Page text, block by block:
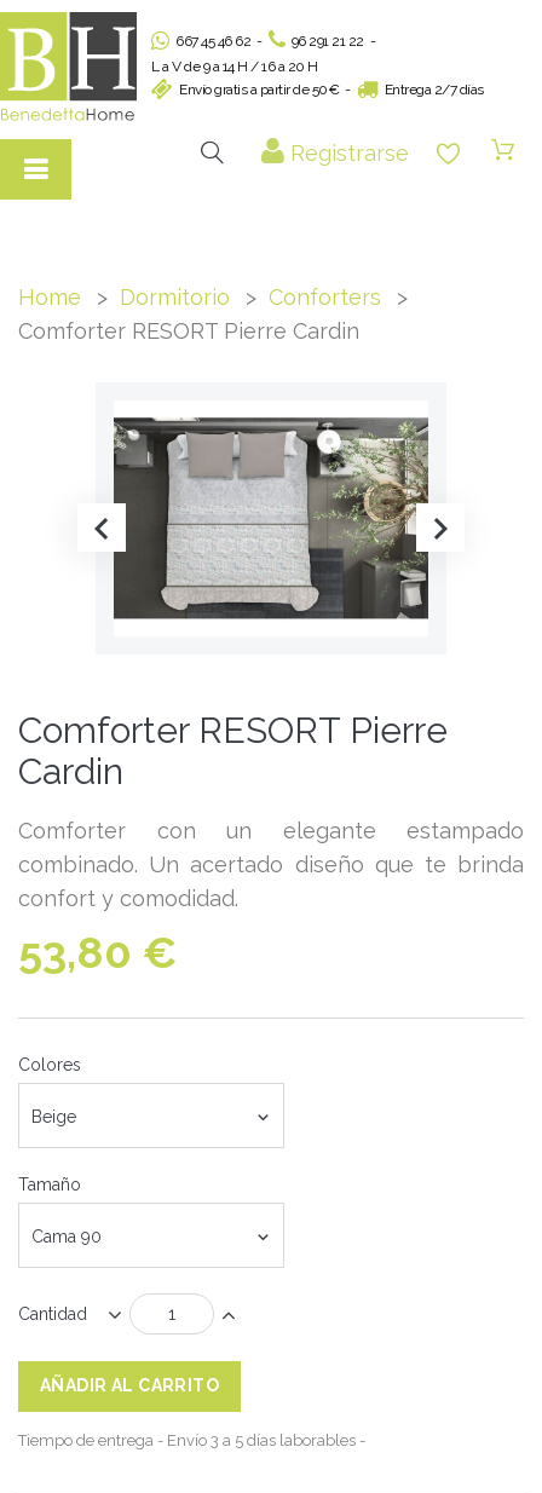
667 45 46 62 - 96 291 21 22 -
L a V de 9 a 14 H / 16 a 20 H
Envío gratis a partir de 50€ - Entrega 2/7 días
Registrarse
Home Dormitorio
Conforters
Comforter RESORT Pierre Cardin
Comforter RESORT Pierre
Cardin
Comforter con un elegante estampado
combinado. Un acertado diseño que te brinda
confort y comodidad.
53,80 €
Colores
Beige
Tamaño
Cama 90
Cantidad
AÑADIR AL CARRITO
Tiempo de entrega - Envío 3 a 5 días laborables -